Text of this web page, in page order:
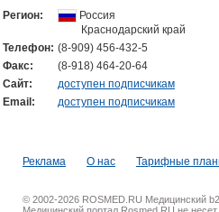
Регион:
Россия
Краснодарский край
Телефон: (8-909) 456-432-5
Факс:
(8-918) 464-20-64
Cайт:
доступен подписчикам
Email:
доступен подписчикам
Реклама О нас Тарифные
© 2002-2026 ROSMED.RU Медицинский